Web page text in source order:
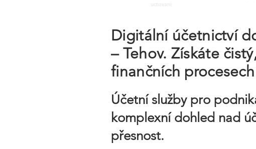
uctovani
Digitální účetnictví
– Tehov. Získáte
finančních
Účetní služby pro
komplexní dohled nad
přesnost.